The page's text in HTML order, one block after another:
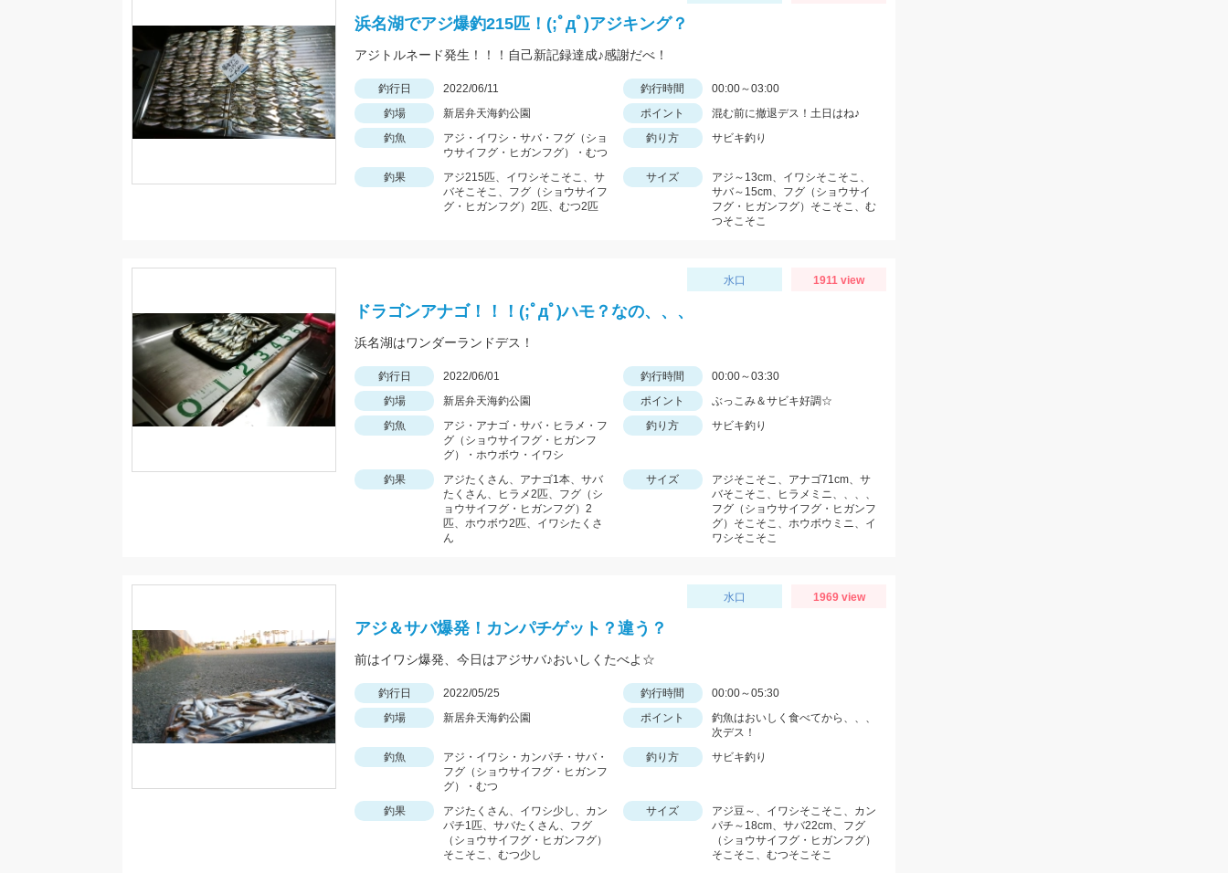
浜名湖でアジ爆釣215匹！(;ﾟдﾟ)アジキング？
アジトルネード発生！！！自己新記録達成♪感謝だべ！
釣行日 2022/06/11 釣行時間
00:00～03:00
釣場
新居弁天海釣公園 ポイント
混む前に撤退デス！土日はね♪
釣魚
アジ・イワシ・サバ・フグ（ショ
ウサイフグ・ヒガンフグ）・むつ
釣り方 サビキ釣り
釣果
アジ215匹、イワシそこそこ、サ
バそこそこ、フグ（ショウサイフ
グ・ヒガンフグ）2匹、むつ2匹
サイズ
アジ～13cm、イワシそこそこ、
サバ～15cm、フグ（ショウサイ
フグ・ヒガンフグ）そこそこ、む
つそこそこ
水口 1911 view
ドラゴンアナゴ！！！(;ﾟдﾟ)ハモ？なの、、、
浜名湖はワンダーランドデス！
釣行日 2022/06/01 釣行時間
00:00～03:30
釣場
新居弁天海釣公園 ポイント
ぶっこみ＆サビキ好調☆
釣魚
アジ・アナゴ・サバ・ヒラメ・フ
グ（ショウサイフグ・ヒガンフ
グ）・ホウボウ・イワシ
釣り方 サビキ釣り
釣果
アジたくさん、アナゴ1本、サバ
たくさん、ヒラメ2匹、フグ（シ
ョウサイフグ・ヒガンフグ）2
匹、ホウボウ2匹、イワシたくさ
ん
サイズ
アジそこそこ、アナゴ71cm、サ
バそこそこ、ヒラメミニ、、、、
フグ（ショウサイフグ・ヒガンフ
グ）そこそこ、ホウボウミニ、イ
ワシそこそこ
水口 1969 view
アジ＆サバ爆発！カンパチゲット？違う？
前はイワシ爆発、今日はアジサバ♪おいしくたべよ☆
釣行日 2022/05/25 釣行時間
00:00～05:30
釣場
新居弁天海釣公園 ポイント
釣魚はおいしく食べてから、、、
次デス！
釣魚
アジ・イワシ・カンパチ・サバ・
フグ（ショウサイフグ・ヒガンフ
グ）・むつ
釣り方 サビキ釣り
釣果
アジたくさん、イワシ少し、カン
パチ1匹、サバたくさん、フグ
（ショウサイフグ・ヒガンフグ）
そこそこ、むつ少し
サイズ
アジ豆～、イワシそこそこ、カン
パチ～18cm、サバ22cm、フグ
（ショウサイフグ・ヒガンフグ）
そこそこ、むつそこそこ